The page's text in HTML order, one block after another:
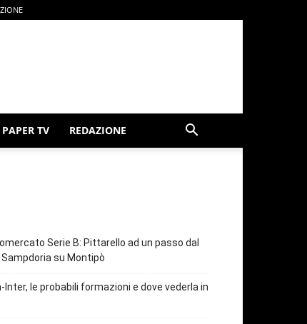
TV REDAZIONE
Serie B: Pittarello ad un passo dal
Sampdoria su Montipò
Inter, le probabili formazioni e dove vederla in